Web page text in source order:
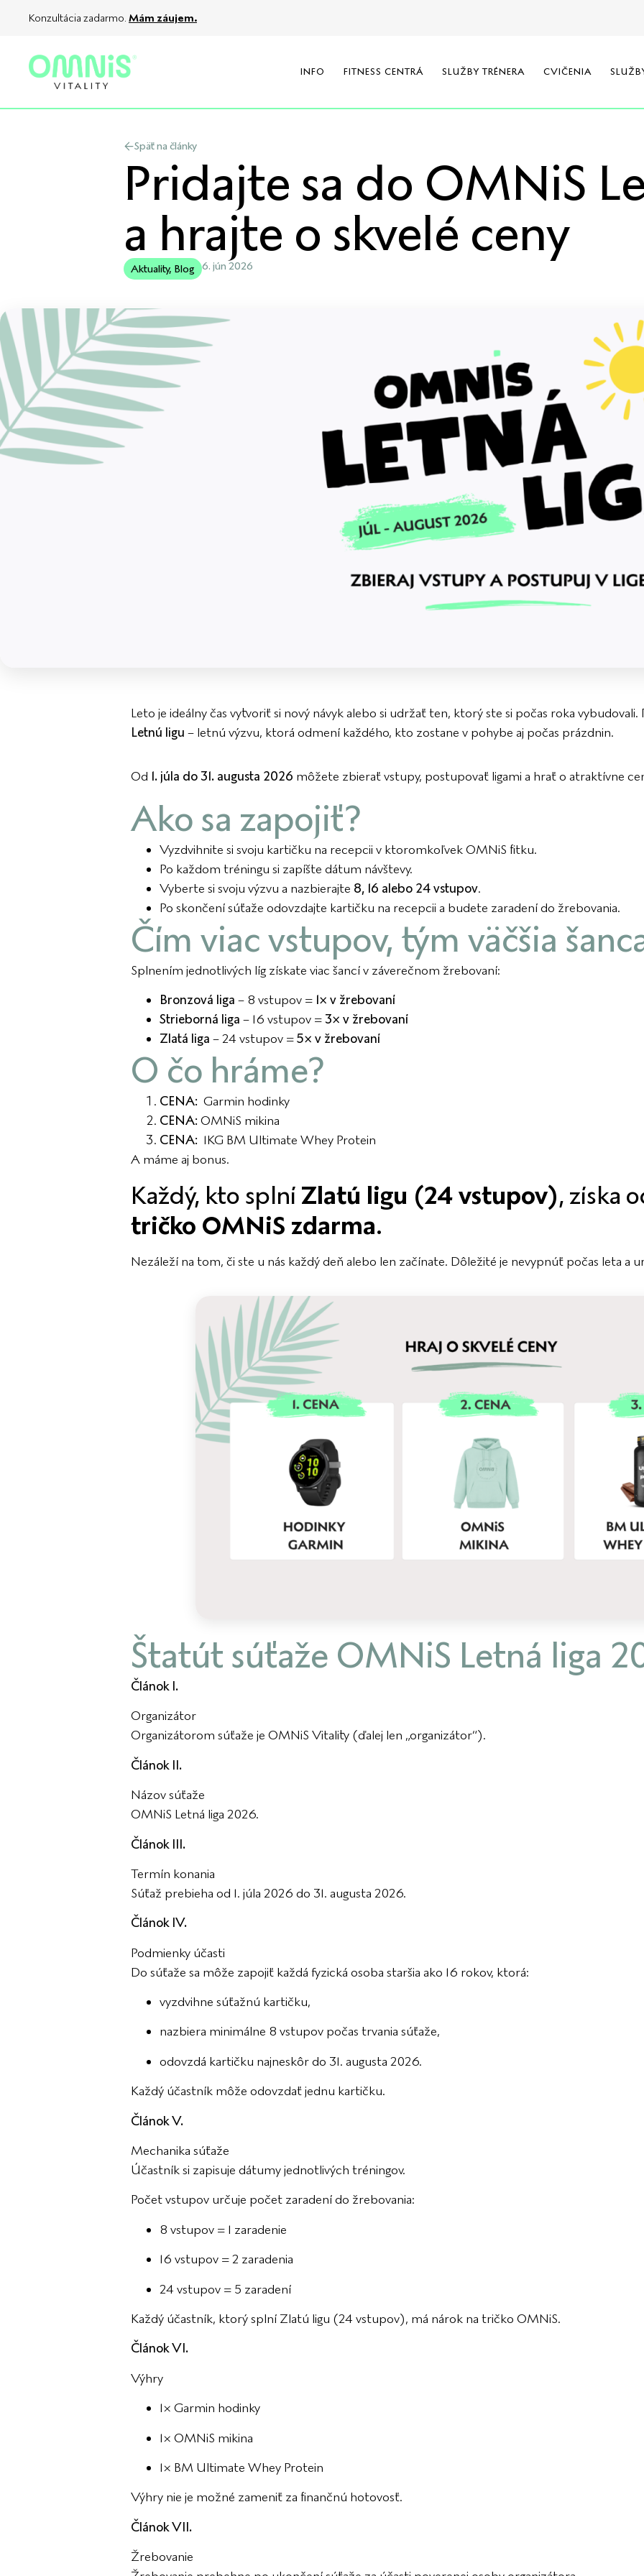
Konzultácia zadarmo. Mám záujem.
INFO FITNESS CENTRÁ SLUŽBY TRÉNERA CVIČENIA
Späť na články
Pridajte sa do OMNiS
a hrajte o skvelé ceny
Aktuality, Blog 6. jún 2026
Leto je ideálny čas vytvoriť si nový návyk alebo si udržať ten, ktorý ste si počas roka
Letnú ligu – letnú výzvu, ktorá odmení každého, kto zostane v pohybe aj počas prázdnin.
Od 1. júla do 31. augusta 2026 môžete zbierať vstupy, postupovať ligami a hrať o atraktívne
Ako sa zapojiť?
Vyzdvihnite si svoju kartičku na recepcii v ktoromkoľvek OMNiS fitku.
Po každom tréningu si zapíšte dátum návštevy.
Vyberte si svoju výzvu a nazbierajte 8, 16 alebo 24 vstupov.
Po skončení súťaže odovzdajte kartičku na recepcii a budete zaradení do žrebovania.
Čím viac vstupov, tým väčšia
Splnením jednotlivých líg získate viac šancí v záverečnom žrebovaní:
Bronzová liga – 8 vstupov = 1× v žrebovaní
Strieborná liga – 16 vstupov = 3× v žrebovaní
Zlatá liga – 24 vstupov =5× v žrebovaní
O čo hráme?
CENA: Garmin hodinky
CENA: OMNiS mikina
CENA: 1KG BM Ultimate Whey Protein
A máme aj bonus.
Každý, kto splní Zlatú ligu (24 vstupov), získa
tričko OMNiS zdarma.
Nezáleží na tom, či ste u nás každý deň alebo len začínate. Dôležité je nevypnúť počas leta a
Štatút súťaže OMNiS Letná liga
Článok I.
Organizátor
Organizátorom súťaže je OMNiS Vitality (ďalej len „organizátor“).
Článok II.
Názov súťaže
OMNiS Letná liga 2026.
Článok III.
Termín konania
Súťaž prebieha od 1. júla 2026 do 31. augusta 2026.
Článok IV.
Podmienky účasti
Do súťaže sa môže zapojiť každá fyzická osoba staršia ako 16 rokov, ktorá:
vyzdvihne súťažnú kartičku,
nazbiera minimálne 8 vstupov počas trvania súťaže,
odovzdá kartičku najneskôr do 31. augusta 2026.
Každý účastník môže odovzdať jednu kartičku.
Článok V.
Mechanika súťaže
Účastník si zapisuje dátumy jednotlivých tréningov.
Počet vstupov určuje počet zaradení do žrebovania:
8 vstupov = 1 zaradenie
16 vstupov = 2 zaradenia
24 vstupov = 5 zaradení
Každý účastník, ktorý splní Zlatú ligu (24 vstupov), má nárok na tričko OMNiS.
Článok VI.
Výhry
1× Garmin hodinky
1× OMNiS mikina
1× BM Ultimate Whey Protein
Výhry nie je možné zameniť za finančnú hotovosť.
Článok VII.
Žrebovanie